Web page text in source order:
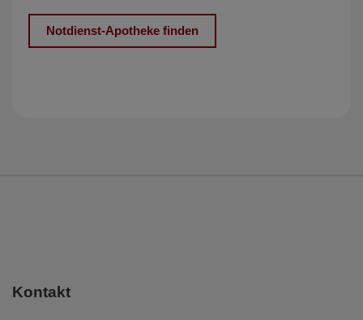
Notdienst-Apotheke finden
Kontakt